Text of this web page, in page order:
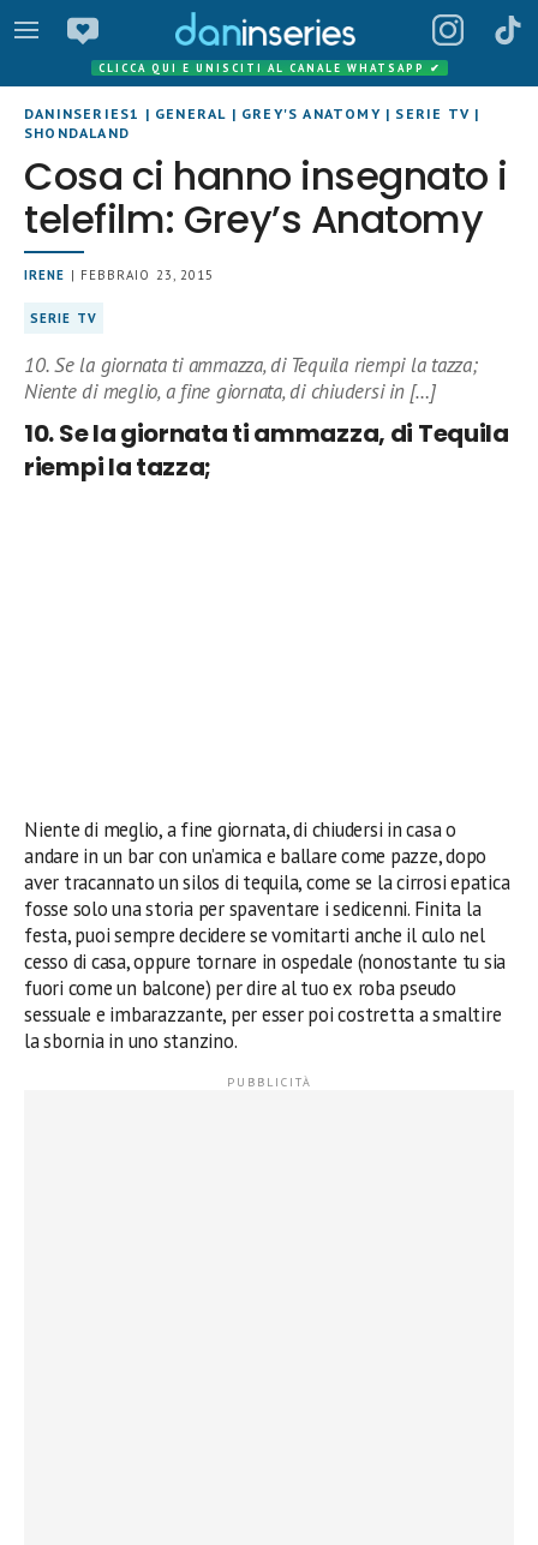
CLICCA QUI E UNISCITI AL CANALE WHATSAPP ✔
DANINSERIES1 | GENERAL | GREY'S ANATOMY| SERIE TV |
SHONDALAND
Cosa ci hanno insegnato i
telefilm: Grey’s Anatomy
IRENE | FEBBRAIO 23, 2015
SERIE TV
10. Se la giornata ti ammazza, di Tequila riempi la tazza;
Niente di meglio, a fine giornata, di chiudersi in […]
10. Se la giornata ti ammazza, di Tequila
riempi la tazza;
Niente di meglio, a fine giornata, di chiudersi in casa o
andare in un bar con un’amica e ballare come pazze, dopo
aver tracannato un silos di tequila, come se la cirrosi epatica
fosse solo una storia per spaventare i sedicenni. Finita la
festa, puoi sempre decidere se vomitarti anche il culo nel
cesso di casa, oppure tornare in ospedale (nonostante tu sia
fuori come un balcone) per dire al tuo ex roba pseudo
sessuale e imbarazzante, per esser poi costretta a smaltire
la sbornia in uno stanzino.